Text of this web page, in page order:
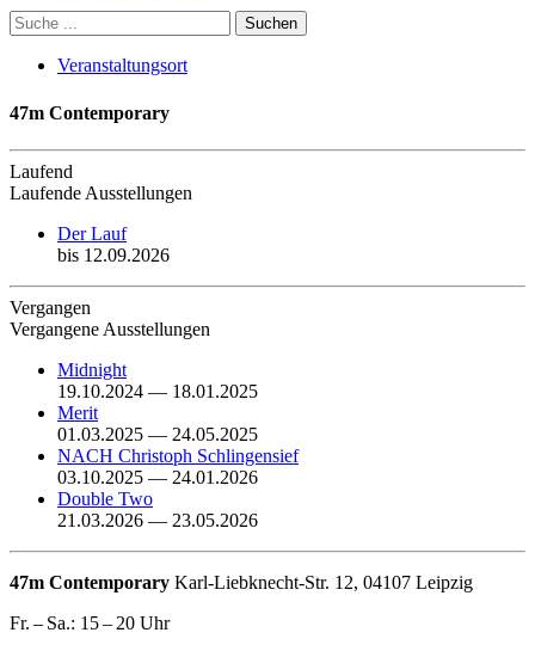
Veranstaltungsort
47m Contemporary
Laufend
Laufende Ausstellungen
Der Lauf
bis 12.09.2026
Vergangen
Vergangene Ausstellungen
Midnight
19.10.2024 — 18.01.2025
Merit
01.03.2025 — 24.05.2025
NACH Christoph Schlingensief
03.10.2025 — 24.01.2026
Double Two
21.03.2026 — 23.05.2026
47m Contemporary Karl-Liebknecht-Str. 12, 04107 Leipzig
Fr. – Sa.: 15 – 20 Uhr